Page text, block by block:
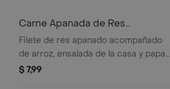
Carne Apanada de Res
Campestre
Filete de res apanado acompañado
de arroz, ensalada de la casa y papas
fritas.
$ 7,99